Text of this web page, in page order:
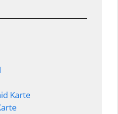
Karte